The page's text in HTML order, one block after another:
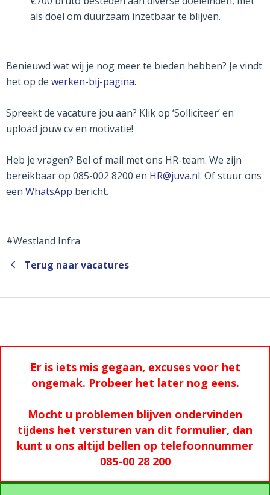
als doel om duurzaam inzetbaar te blijven.
Benieuwd wat wij je nog meer te bieden hebben? Je vindt
het op de werken-bij-pagina.
Spreekt de vacature jou aan? Klik op ‘Solliciteer’ en
upload jouw cv en motivatie!
Heb je vragen? Bel of mail met ons HR-team. We zijn
bereikbaar op 085-002 8200 en HR@juva.nl. Of stuur ons
een WhatsApp bericht.
#Westland Infra
Terug naar vacatures
Er is iets mis gegaan, excuses voor het
ongemak. Probeer het later nog eens.
Mocht u problemen blijven ondervinden
tijdens het versturen van dit formulier, dan
kunt u ons altijd bellen op telefoonnummer
085-00 28 200